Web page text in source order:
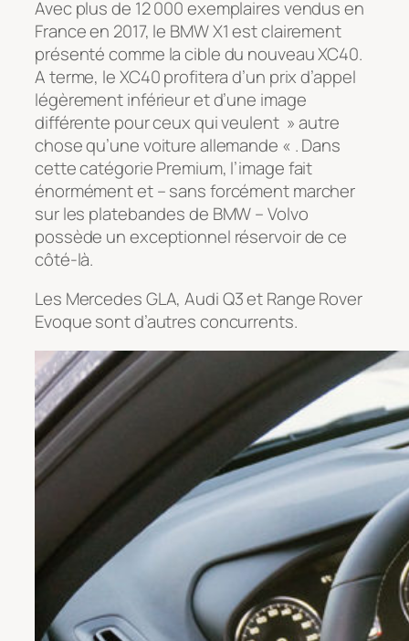
Avec plus de 12 000 exemplaires vendus en
France en 2017, le BMW X1 est clairement
présenté comme la cible du nouveau XC40.
A terme, le XC40 profitera d’un prix d’appel
légèrement inférieur et d’une image
différente pour ceux qui veulent » autre
chose qu’une voiture allemande « . Dans
cette catégorie Premium, l’image fait
énormément et – sans forcément marcher
sur les platebandes de BMW – Volvo
possède un exceptionnel réservoir de ce
côté-là.
Les Mercedes GLA, Audi Q3 et Range Rover
Evoque sont d’autres concurrents.